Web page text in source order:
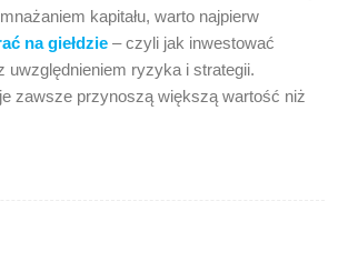
kapitału, warto najpierw
na giełdzie – czyli jak inwestować
uwzględnieniem ryzyka i strategii.
zawsze przynoszą większą wartość niż